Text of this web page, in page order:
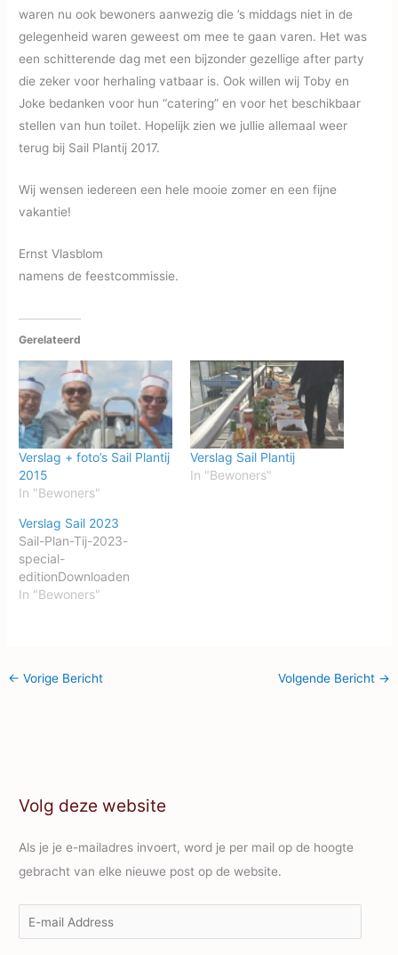
waren nu ook bewoners aanwezig die ’s middags niet in de
gelegenheid waren geweest om mee te gaan varen. Het was
een schitterende dag met een bijzonder gezellige after party
die zeker voor herhaling vatbaar is. Ook willen wij Toby en
Joke bedanken voor hun “catering” en voor het beschikbaar
stellen van hun toilet. Hopelijk zien we jullie allemaal weer
terug bij Sail Plantij 2017.
Wij wensen iedereen een hele mooie zomer en een fijne
vakantie!
Ernst Vlasblom
namens de feestcommissie.
Gerelateerd
Verslag + foto’s Sail Plantij
2015
In "Bewoners"
Verslag Sail Plantij
In "Bewoners"
Verslag Sail 2023
Sail-Plan-Tij-2023-
special-
editionDownloaden
In "Bewoners"
← Vorige Bericht Volgende Bericht →
Volg deze website
Als je je e-mailadres invoert, word je per mail op de hoogte
gebracht van elke nieuwe post op de website.
-